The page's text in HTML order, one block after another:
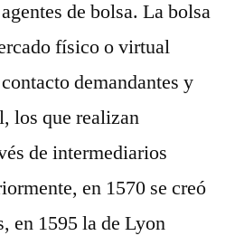
de bolsa. La bolsa
físico o virtual
demandantes y
los que realizan
de intermediarios
en 1570 se creó
en 1595 la de Lyon